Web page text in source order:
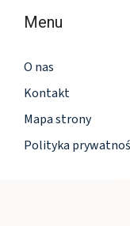
Menu
O nas
Kontakt
Mapa strony
Polityka